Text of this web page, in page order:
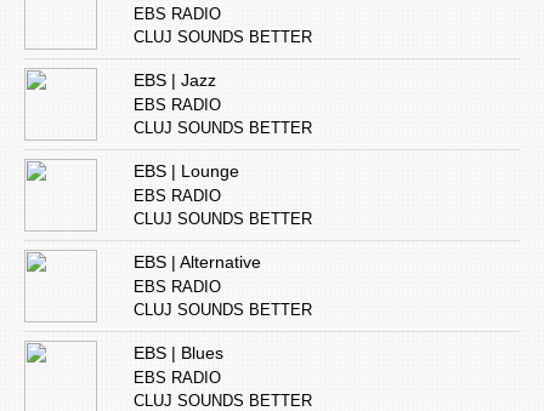
EBS RADIO
CLUJ SOUNDS BETTER
EBS | Jazz
EBS RADIO
CLUJ SOUNDS BETTER
EBS | Lounge
EBS RADIO
CLUJ SOUNDS BETTER
EBS | Alternative
EBS RADIO
CLUJ SOUNDS BETTER
EBS | Blues
EBS RADIO
CLUJ SOUNDS BETTER